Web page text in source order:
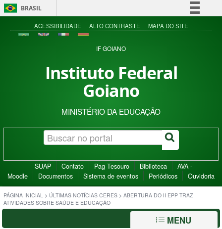
BRASIL
Simplifique!
Acesso à informação
ACESSIBILIDADE ALTO CONTRASTE MAPA DO SITE
IF GOIANO
Instituto Federal
Goiano
MINISTÉRIO DA EDUCAÇÃO
SUAP Contato Pag Tesouro Biblioteca
AVA -
Moodle
Documentos Sistema de eventos Periódicos Ouvidoria
PÁGINA INICIAL > ÚLTIMAS NOTÍCIAS CERES > ABERTURA DO II EPP TRAZ
ATIVIDADES SOBRE SAÚDE E EDUCAÇÃO
MENU